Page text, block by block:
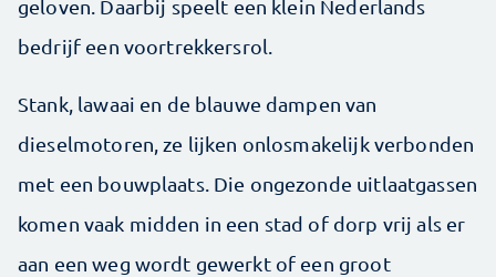
geloven. Daarbij speelt een klein Nederlands
bedrijf een voortrekkersrol.
Stank, lawaai en de blauwe dampen van
dieselmotoren, ze lijken onlosmakelijk verbonden
met een bouwplaats. Die ongezonde uitlaatgassen
komen vaak midden in een stad of dorp vrij als er
aan een weg wordt gewerkt of een groot